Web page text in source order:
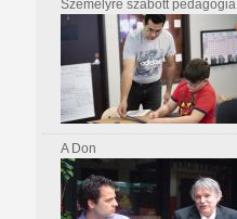
Személyre szabott pedagógia
A Don